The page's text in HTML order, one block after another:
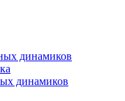
динамиков
динамиков